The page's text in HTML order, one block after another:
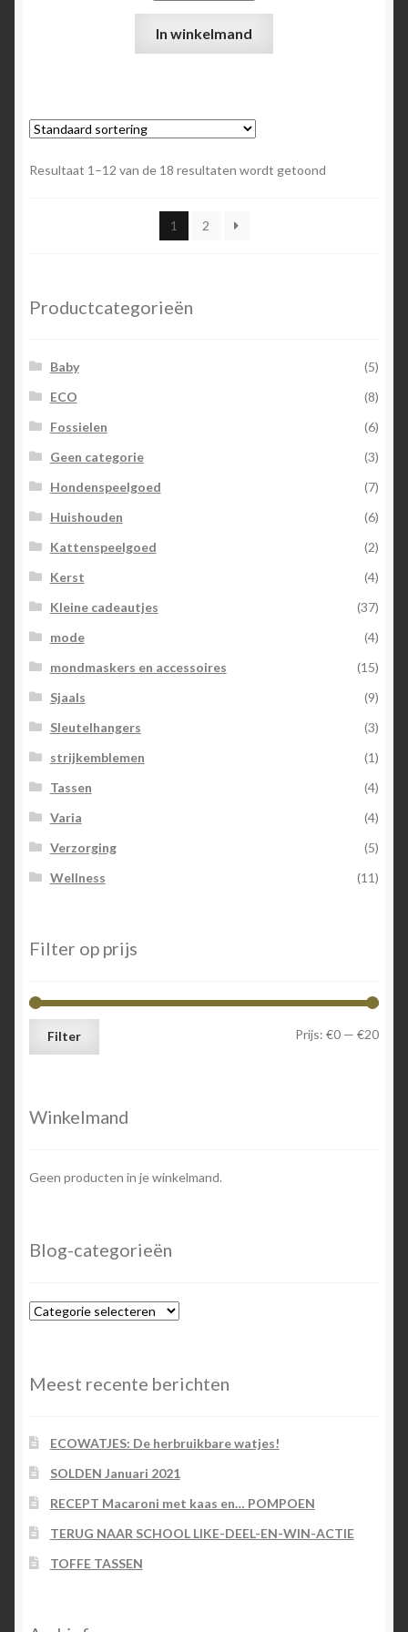
In winkelmand
Resultaat 1–12 van de 18 resultaten wordt getoond
1 2
Productcategorieën
Baby
(5)
ECO
(8)
Fossielen
(6)
Geen categorie
(3)
Hondenspeelgoed
(7)
Huishouden
(6)
Kattenspeelgoed
(2)
Kerst
(4)
Kleine cadeautjes
(37)
mode
(4)
mondmaskers en accessoires
(15)
Sjaals
(9)
Sleutelhangers
(3)
strijkemblemen
(1)
Tassen
(4)
Varia
(4)
Verzorging
(5)
Wellness
(11)
Filter op prijs
Min.
Max.
Filter Prijs: €0 — €20
Winkelmand
Geen producten in je winkelmand.
Blog-categorieën
Blog-
Meest recente berichten
ECOWATJES: De herbruikbare watjes!
SOLDEN Januari 2021
RECEPT Macaroni met kaas en… POMPOEN
TERUG NAAR SCHOOL LIKE-DEEL-EN-WIN-ACTIE
TOFFE TASSEN